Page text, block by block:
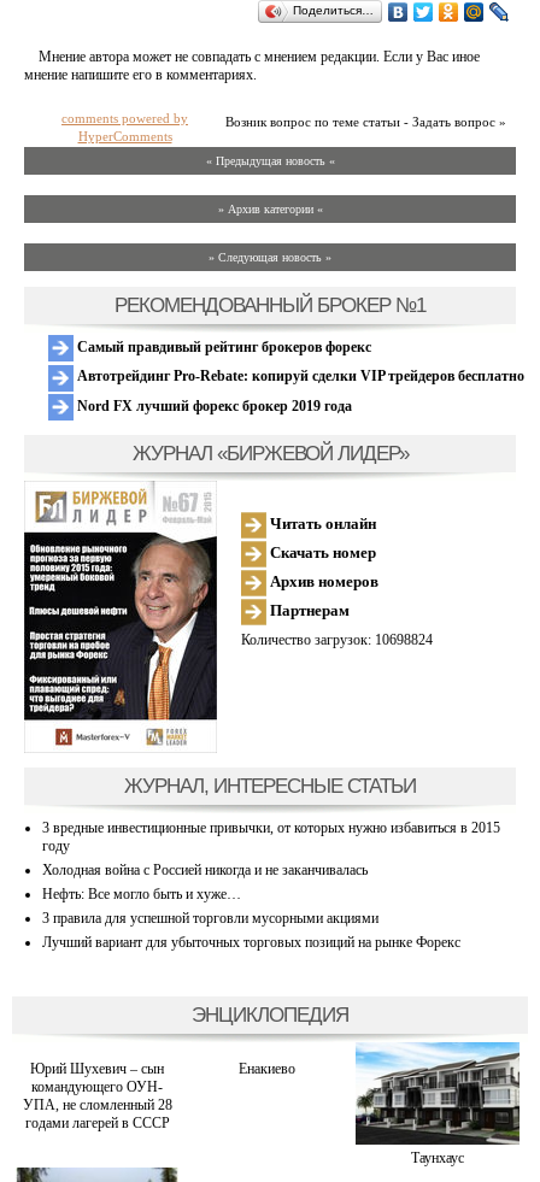
Поделиться…
Мнение автора может не совпадать с мнением редакции. Если у Вас иное
мнение напишите его в комментариях.
Возник вопрос по теме статьи - Задать вопрос »
comments powered by
HyperComments
« Предыдущая новость «
» Архив категории «
» Следующая новость »
РЕКОМЕНДОВАННЫЙ БРОКЕР №1
Самый правдивый рейтинг брокеров форекс
Автотрейдинг Pro-Rebate: копируй сделки VIP трейдеров бесплатно
Nord FX лучший форекс брокер 2019 года
ЖУРНАЛ «БИРЖЕВОЙ ЛИДЕР»
Читать онлайн
Скачать номер
Архив номеров
Партнерам
Количество загрузок: 10698824
ЖУРНАЛ, ИНТЕРЕСНЫЕ СТАТЬИ
3 вредные инвестиционные привычки, от которых нужно избавиться в 2015
году
Холодная война с Россией никогда и не заканчивалась
Нефть: Все могло быть и хуже…
3 правила для успешной торговли мусорными акциями
Лучший вариант для убыточных торговых позиций на рынке Форекс
ЭНЦИКЛОПЕДИЯ
Юрий Шухевич – сын
командующего ОУН-
УПА, не сломленный 28
годами лагерей в СССР
Енакиево
Таунхаус